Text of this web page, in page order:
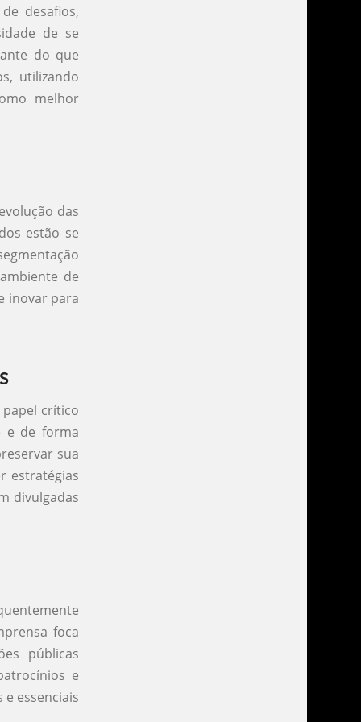
desafios,
de se
do que
utilizando
melhor
das
estão se
de
inovar para
crítico
e de forma
sua
estratégias
divulgadas
foca
públicas
e
essenciais